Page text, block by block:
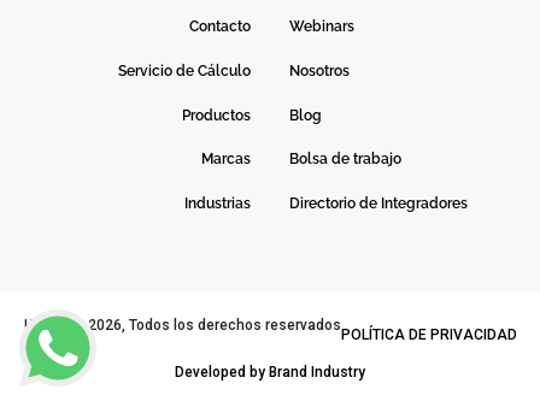
Contacto Webinars
Servicio de Cálculo Nosotros
Productos Blog
Marcas Bolsa de trabajo
Industrias Directorio de Integradores
URANY© 2026, Todos los derechos reservados
POLÍTICA DE PRIVACIDAD
Developed by Brand Industry